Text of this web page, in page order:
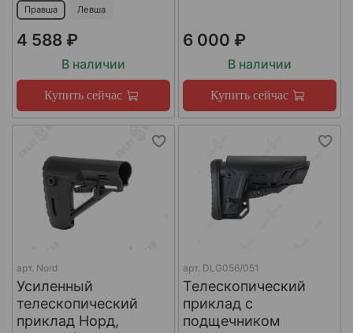
Правша Левша
4 588 ₽
В наличии
Купить сейчас
6 000 ₽
В наличии
Купить сейчас
арт. Nord
Усиленный
телескопический
приклад Норд,
арт. DLG056/051
Телескопический
приклад с
подщечником